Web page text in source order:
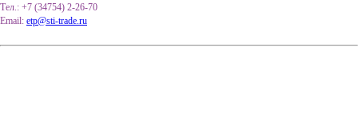
Тел.: +7 (34754) 2-26-70
Email: etp@sti-trade.ru